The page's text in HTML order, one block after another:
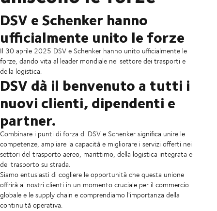
DSV e Schenker hanno
ufficialmente unito le forze
Il 30 aprile 2025 DSV e Schenker hanno unito ufficialmente le
forze, dando vita al leader mondiale nel settore dei trasporti e
della logistica.
DSV dà il benvenuto a tutti i
nuovi clienti, dipendenti e
partner.
Combinare i punti di forza di DSV e Schenker significa unire le
competenze, ampliare la capacità e migliorare i servizi offerti nei
settori del trasporto aereo, marittimo, della logistica integrata e
del trasporto su strada.
Siamo entusiasti di cogliere le opportunità che questa unione
offrirà ai nostri clienti in un momento cruciale per il commercio
globale e le supply chain e comprendiamo l'importanza della
continuità operativa.